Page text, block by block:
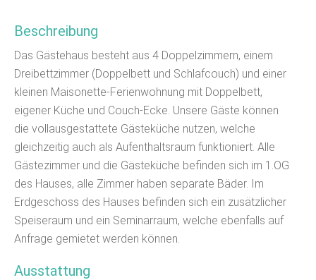
Beschreibung
Das Gästehaus besteht aus 4 Doppelzimmern, einem
Dreibettzimmer (Doppelbett und Schlafcouch) und einer
kleinen Maisonette-Ferienwohnung mit Doppelbett,
eigener Küche und Couch-Ecke. Unsere Gäste können
die vollausgestattete Gästeküche nutzen, welche
gleichzeitig auch als Aufenthaltsraum funktioniert. Alle
Gästezimmer und die Gästeküche befinden sich im 1.OG
des Hauses, alle Zimmer haben separate Bäder. Im
Erdgeschoss des Hauses befinden sich ein zusätzlicher
Speiseraum und ein Seminarraum, welche ebenfalls auf
Anfrage gemietet werden können.
Ausstattung